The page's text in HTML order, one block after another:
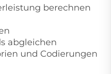
berechnen
abgleichen
und Codierungen